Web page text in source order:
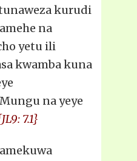
kurudi
na
yetu ili
kwamba kuna
na yeye
7.1}